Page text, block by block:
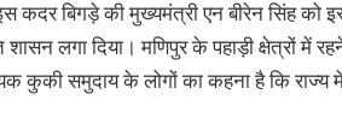
कदर बिगड़े की मुख्यमंत्री एन बीरेन सिंह को
शासन लगा दिया। मणिपुर के पहाड़ी क्षेत्रों
कुकी समुदाय के लोगों का कहना है कि राज्य